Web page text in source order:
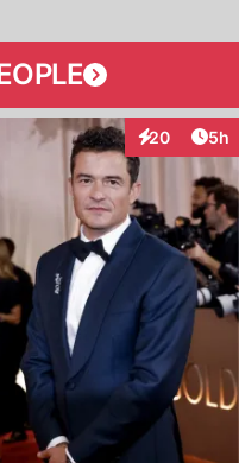
20
Interaktionen
5h